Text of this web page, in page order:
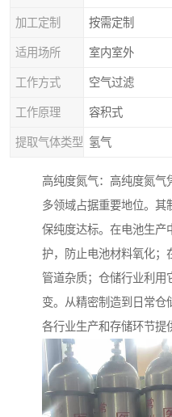
加工定制 按需定制
适用场所 室内室外
工作方式 空气过滤
工作原理 容积式
提取气体类型 氢气
高纯度氮气：高纯度氮气
多领域占据重要地位。其
保纯度达标。在电池生产
护，防止电池材料氧化；
管道杂质；仓储行业利用
变。从精密制造到日常仓
各行业生产和存储环节提